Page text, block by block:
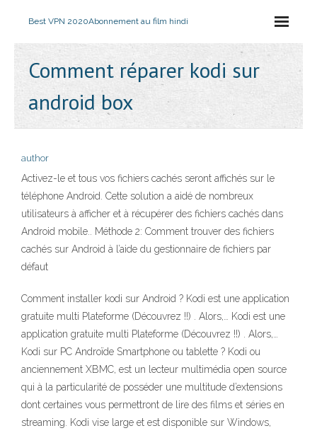
Best VPN 2020Abonnement au film hindi
Comment réparer kodi sur
android box
author
Activez-le et tous vos fichiers cachés seront affichés sur le
téléphone Android. Cette solution a aidé de nombreux
utilisateurs à afficher et à récupérer des fichiers cachés dans
Android mobile.. Méthode 2: Comment trouver des fichiers
cachés sur Android à l’aide du gestionnaire de fichiers par
défaut
Comment installer kodi sur Android ? Kodi est une application
gratuite multi Plateforme (Découvrez !!) . Alors,… Kodi est une
application gratuite multi Plateforme (Découvrez !!) . Alors,…
Kodi sur PC Androïde Smartphone ou tablette ? Kodi ou
anciennement XBMC, est un lecteur multimédia open source
qui à la particularité de posséder une multitude d’extensions
dont certaines vous permettront de lire des films et séries en
streaming. Kodi vise large et est disponible sur Windows,